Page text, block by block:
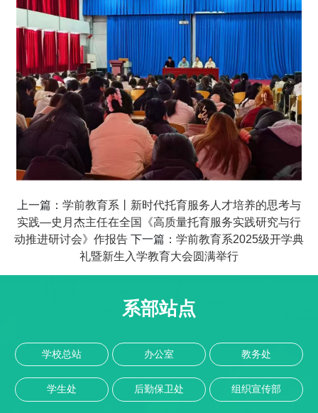
上一篇： 学前教育系丨新时代托育服务人才培养的思考与
实践—史月杰主任在全国《高质量托育服务实践研究与行
动推进研讨会》作报告 下一篇： 学前教育系2025级开学典
礼暨新生入学教育大会圆满举行
系部站点
学校总站 办公室 教务处
学生处 后勤保卫处 组织宣传部